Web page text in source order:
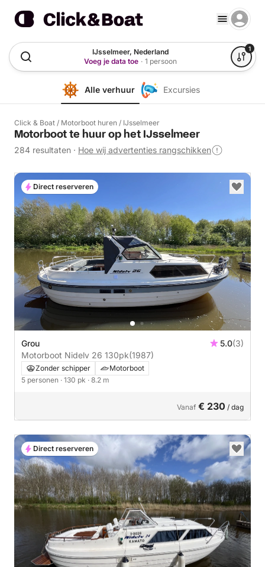
IJsselmeer, Nederland
Voeg je data toe · 1 persoon
1
Alle verhuur Excursies
Click & Boat / Motorboot huren / IJsselmeer
Motorboot te huur op het IJsselmeer
284 resultaten · Hoe wij advertenties rangschikken
Grou 5.0(3)
Motorboot Nidelv 26 130pk(1987)
Zonder schipper
Motorboot
5 personen · 130 pk · 8.2 m
Vanaf € 230 / dag
Direct reserveren
Direct reserveren